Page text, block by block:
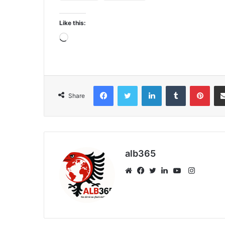
Like this:
Loading…
Share
FacebookTwitter LinkedInTumblr
alb365
Instagram